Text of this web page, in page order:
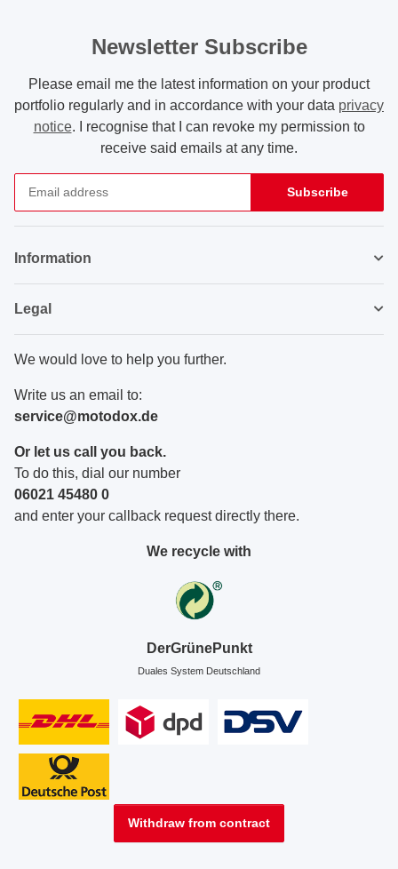
Newsletter Subscribe
Please email me the latest information on your product
portfolio regularly and in accordance with your data privacy
notice. I recognise that I can revoke my permission to
receive said emails at any time.
Subscribe
Information
Legal
We would love to help you further.
Write us an email to:
service@motodox.de
Or let us call you back.
To do this, dial our number
06021 45480 0
and enter your callback request directly there.
We recycle with
DerGrünePunkt
Duales System Deutschland
Withdraw from contract